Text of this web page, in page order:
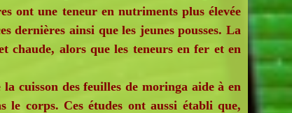
ont une teneur en nutriments plus élevée
dernières ainsi que les jeunes pousses. La
chaude, alors que les teneurs en fer et en
cuisson des feuilles de moringa aide à en
le corps. Ces études ont aussi établi que,